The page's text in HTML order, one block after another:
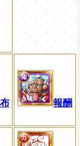
報酬